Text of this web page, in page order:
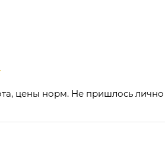
цены норм. Не пришлось